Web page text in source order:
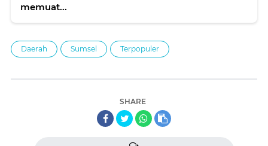
memuat...
Daerah Sumsel Terpopuler
SHARE